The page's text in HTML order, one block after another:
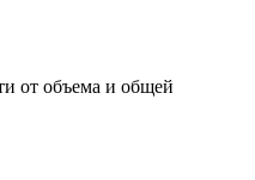
от объема и общей